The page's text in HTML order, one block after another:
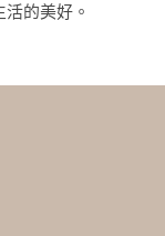
的美好。